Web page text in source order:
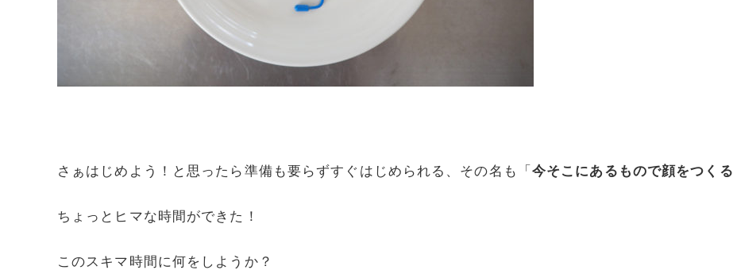
さぁはじめよう！と思ったら準備も要らずすぐはじめられる、その名も「今そこにあるもので顔をつくる
ちょっとヒマな時間ができた！
このスキマ時間に何をしようか？